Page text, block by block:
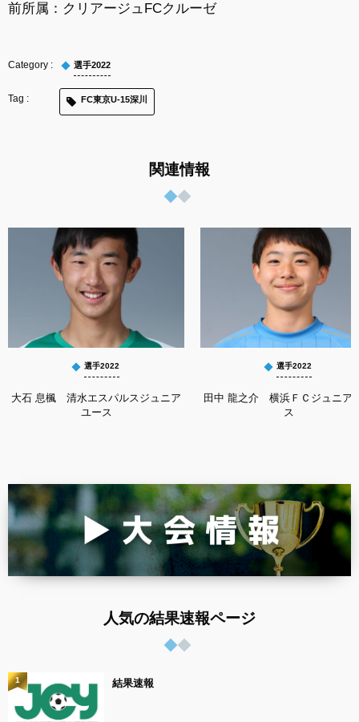
前所属： クリアージュFCクルーゼ
選手2022
FC東京U-15深川
関連情報
選手2022
大石 息楓 清水エスパルスジュニア
ユース
選手2022
田中 龍之介 横浜ＦＣジュニア
ス
人気の結果速報ページ
結果速報
1